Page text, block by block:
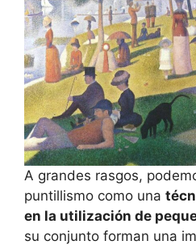
A grandes rasgos,
puntillismo como una
en la utilización de
su conjunto forman una